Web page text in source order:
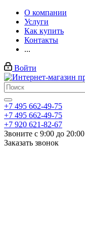
О компании
Услуги
Как купить
Контакты
...
Войти
+7 495 662-49-75
+7 495 662-49-75
+7 920 621-82-67
Звоните с 9:00 до 20:00
Заказать звонок